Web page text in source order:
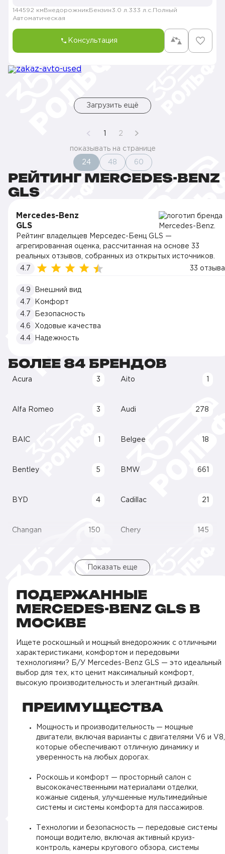
144592 км Внедорожник Бензин3.0 л. 333 л.с. Полный
Автоматическая
Консультация
Загрузить ещё
2
показывать на странице
24 48 60
РЕЙТИНГ MERCEDES-BENZ
GLS
Mercedes-Benz
GLS
Рейтинг владельцев Мерседес-Бенц GLS —
агрегированная оценка, рассчитанная на основе 33
реальных отзывов, собранных из открытых источников.
4.7
33 отзыва
4.9
Внешний вид
4.7
Комфорт
4.7
Безопасность
4.6
Ходовые качества
4.4
Надежность
БОЛЕЕ 84 БРЕНДОВ
Acura 3 Aito
Alfa Romeo 3 Audi 278
BAIC Belgee 18
Bentley 5 BMW 661
BYD 4 Cadillac 21
Changan 150 Chery 145
Показать еще
ПОДЕРЖАННЫЕ
MERCEDES-BENZ GLS В
МОСКВЕ
Ищете роскошный и мощный внедорожник с отличными
характеристиками, комфортом и передовыми
технологиями? Б/У Mercedes-Benz GLS — это идеальный
выбор для тех, кто ценит максимальный комфорт,
высокую производительность и элегантный дизайн.
ПРЕИМУЩЕСТВА
Мощность и производительность — мощные
двигатели, включая варианты с двигателями V6 и V8,
которые обеспечивают отличную динамику и
уверенность на любых дорогах.
Роскошь и комфорт — просторный салон с
высококачественными материалами отделки,
кожаные сиденья, улучшенные мультимедийные
системы и системы комфорта для пассажиров.
Технологии и безопасность — передовые системы
помощи водителю, включая активный круиз-
контроль, камеры кругового обзора, системы